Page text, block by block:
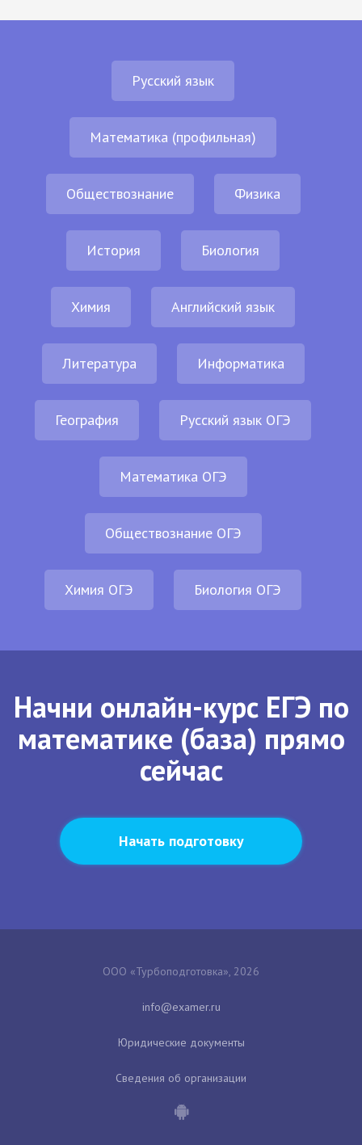
Русский язык
Математика (профильная)
Обществознание Физика
История Биология
Химия Английский язык
Литература Информатика
География Русский язык ОГЭ
Математика ОГЭ
Обществознание ОГЭ
Химия ОГЭ Биология ОГЭ
Начни онлайн-курс ЕГЭ по
математике (база) прямо
сейчас
Начать подготовку
ООО «Турбоподготовка», 2026
Юридические документы
Сведения об организации